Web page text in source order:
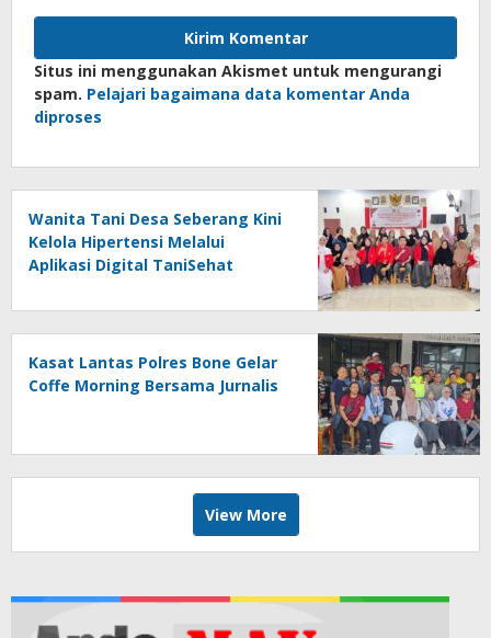
Situs ini menggunakan Akismet untuk mengurangi
spam. Pelajari bagaimana data komentar Anda
diproses
Wanita Tani Desa Seberang Kini
Kelola Hipertensi Melalui
Aplikasi Digital TaniSehat
Kasat Lantas Polres Bone Gelar
Coffe Morning Bersama Jurnalis
View More